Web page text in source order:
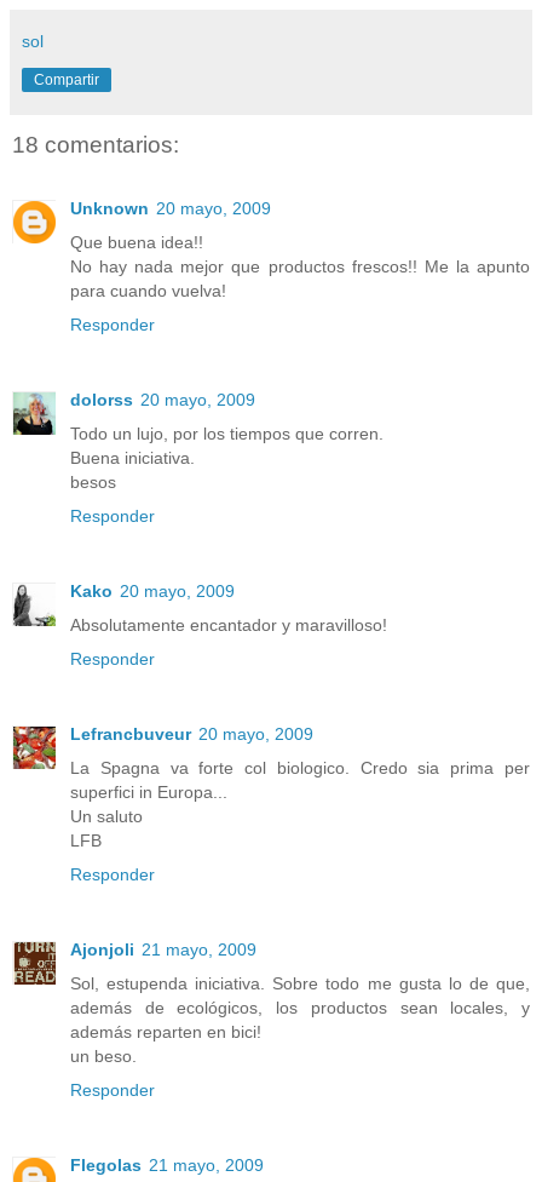
sol
Compartir
18 comentarios:
Unknown 20 mayo, 2009
Que buena idea!!
No hay nada mejor que productos frescos!! Me la apunto
para cuando vuelva!
Responder
dolorss 20 mayo, 2009
Todo un lujo, por los tiempos que corren.
Buena iniciativa.
besos
Responder
Kako 20 mayo, 2009
Absolutamente encantador y maravilloso!
Responder
Lefrancbuveur 20 mayo, 2009
La Spagna va forte col biologico. Credo sia prima per
superfici in Europa...
Un saluto
LFB
Responder
Ajonjoli 21 mayo, 2009
Sol, estupenda iniciativa. Sobre todo me gusta lo de que,
además de ecológicos, los productos sean locales, y
además reparten en bici!
un beso.
Responder
Flegolas 21 mayo, 2009